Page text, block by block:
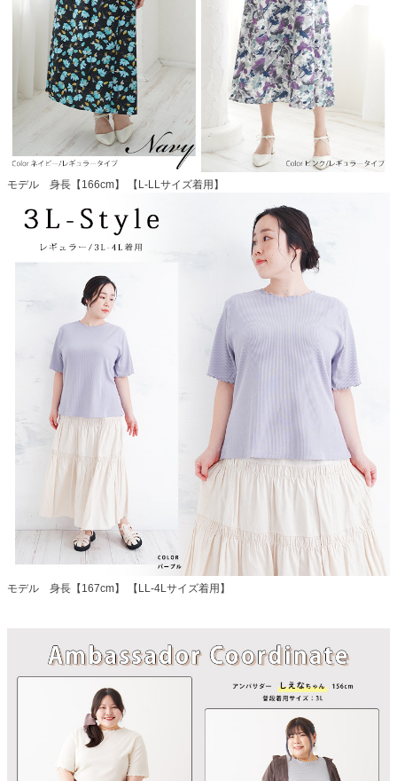
モデル 身長【166cm】 【L-LLサイズ着用】
モデル 身長【167cm】 【LL-4Lサイズ着用】